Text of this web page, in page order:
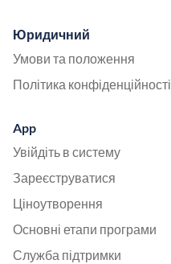
Юридичний
Умови та положення
Політика конфіденційності
App
Увійдіть в систему
Зареєструватися
Ціноутворення
Основні етапи програми
Служба підтримки